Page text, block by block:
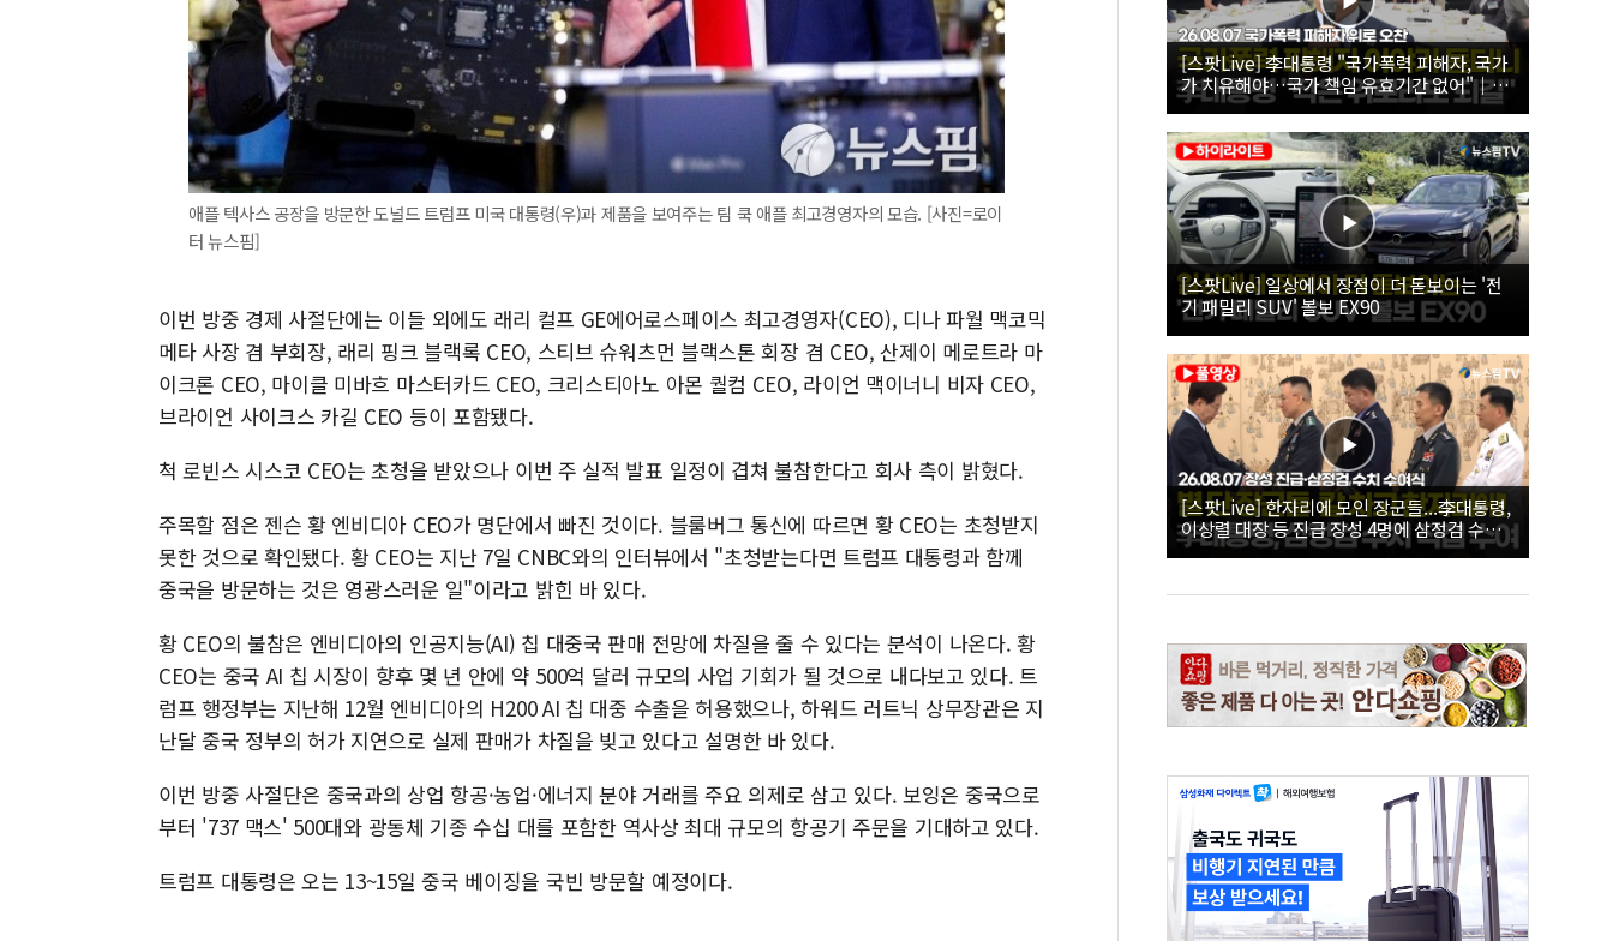
애플 텍사스 공장을 방문한 도널드 트럼프 미국 대통령(우)과 제품을 보여주는 팀 쿡 애플 최고경영자의 모습. [사진=로이
터 뉴스핌]
이번 방중 경제 사절단에는 이들 외에도 래리 컬프 GE에어로스페이스 최고경영자(CEO), 디나 파월 맥코믹
메타 사장 겸 부회장, 래리 핑크 블랙록 CEO, 스티브 슈워츠먼 블랙스톤 회장 겸 CEO, 산제이 메로트라 마
이크론 CEO, 마이클 미바흐 마스터카드 CEO, 크리스티아노 아몬 퀄컴 CEO, 라이언 맥이너니 비자 CEO,
브라이언 사이크스 카길 CEO 등이 포함됐다.
척 로빈스 시스코 CEO는 초청을 받았으나 이번 주 실적 발표 일정이 겹쳐 불참한다고 회사 측이 밝혔다.
주목할 점은 젠슨 황 엔비디아 CEO가 명단에서 빠진 것이다. 블룸버그 통신에 따르면 황 CEO는 초청받지
못한 것으로 확인됐다. 황 CEO는 지난 7일 CNBC와의 인터뷰에서 "초청받는다면 트럼프 대통령과 함께
중국을 방문하는 것은 영광스러운 일"이라고 밝힌 바 있다.
황 CEO의 불참은 엔비디아의 인공지능(AI) 칩 대중국 판매 전망에 차질을 줄 수 있다는 분석이 나온다. 황
CEO는 중국 AI 칩 시장이 향후 몇 년 안에 약 500억 달러 규모의 사업 기회가 될 것으로 내다보고 있다. 트
럼프 행정부는 지난해 12월 엔비디아의 H200 AI 칩 대중 수출을 허용했으나, 하워드 러트닉 상무장관은 지
난달 중국 정부의 허가 지연으로 실제 판매가 차질을 빚고 있다고 설명한 바 있다.
이번 방중 사절단은 중국과의 상업 항공·농업·에너지 분야 거래를 주요 의제로 삼고 있다. 보잉은 중국으로
부터 '737 맥스' 500대와 광동체 기종 수십 대를 포함한 역사상 최대 규모의 항공기 주문을 기대하고 있다.
트럼프 대통령은 오는 13~15일 중국 베이징을 국빈 방문할 예정이다.
[스팟Live] 李대통령 "국가폭력 피해자, 국가
가 치유해야…국가 책임 유효기간 없어"｜
26.08.07 국가폭력 피해자 위로 오찬
[스팟Live] 일상에서 장점이 더 돋보이는 '전
기 패밀리 SUV' 볼보 EX90
[스팟Live] 한자리에 모인 장군들...李대통령,
이상렬 대장 등 진급 장성 4명에 삼정검 수치
직접 수여｜26.08.07 장성 진급·삼정검 수치